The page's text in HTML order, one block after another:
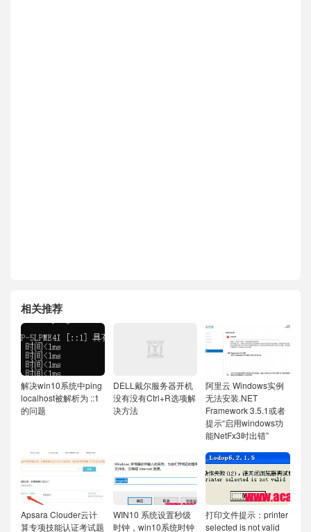
相关推荐
解决win10系统中ping
localhost被解析为 ::1
的问题
DELL戴尔服务器开机
没有没有Ctrl+R选项解
决方法
阿里云 Windows实例
无法安装.NET
Framework 3.5.1或者
提示“启用windows功
能NetFx3时出错”
Apsara Clouder云计
算专项技能认证考试题
WIN10 系统设置秒级
时钟，win10系统时钟
打印文件提示：printer
selected is not valid